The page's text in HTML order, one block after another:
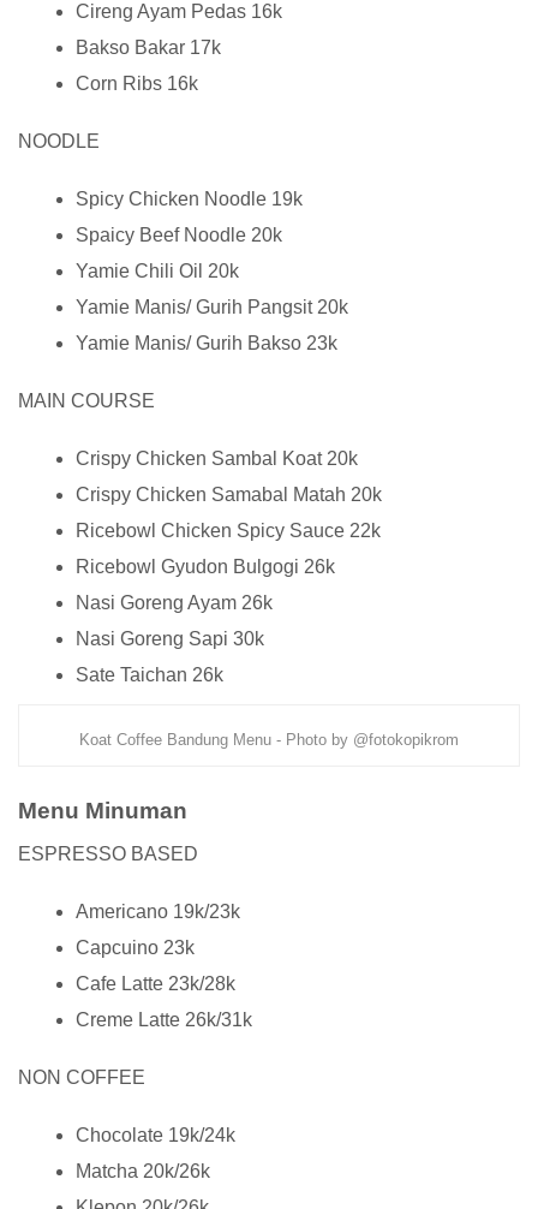
Cireng Ayam Pedas 16k
Bakso Bakar 17k
Corn Ribs 16k
NOODLE
Spicy Chicken Noodle 19k
Spaicy Beef Noodle 20k
Yamie Chili Oil 20k
Yamie Manis/ Gurih Pangsit 20k
Yamie Manis/ Gurih Bakso 23k
MAIN COURSE
Crispy Chicken Sambal Koat 20k
Crispy Chicken Samabal Matah 20k
Ricebowl Chicken Spicy Sauce 22k
Ricebowl Gyudon Bulgogi 26k
Nasi Goreng Ayam 26k
Nasi Goreng Sapi 30k
Sate Taichan 26k
Koat Coffee Bandung Menu - Photo by @fotokopikrom
Menu Minuman
ESPRESSO BASED
Americano 19k/23k
Capcuino 23k
Cafe Latte 23k/28k
Creme Latte 26k/31k
NON COFFEE
Chocolate 19k/24k
Matcha 20k/26k